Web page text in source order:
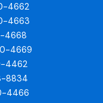
4662
4663
4668
4669
4462
8834
4466